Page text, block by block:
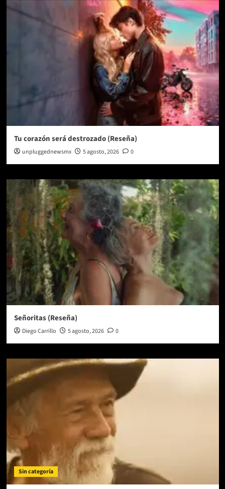
Tu corazón será destrozado (Reseña)
unpluggednewsmx 5 agosto, 2026 0
Señoritas (Reseña)
Diego Carrillo 5 agosto, 2026 0
Sin categoría